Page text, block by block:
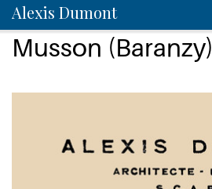
Alexis Dumont
Musson (Baranzy)